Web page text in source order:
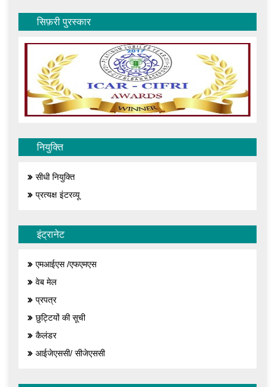
सिफ़री पुरस्कार
नियुक्ति
सीधी नियुक्ति
प्रत्यक्ष इंटरव्यू
इंट्रानेट
एमआईएस /एफएमएस
वेब मेल
प्रपत्र
छुट्टियों की सूची
कैलंडर
आईजेएससी/ सीजेएससी